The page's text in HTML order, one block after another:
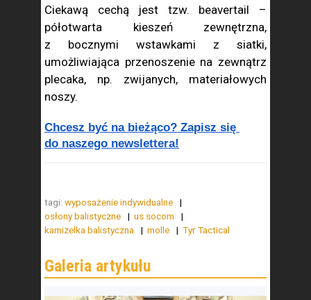
Ciekawą cechą jest tzw. beavertail –
półotwarta kieszeń zewnętrzna,
z bocznymi wstawkami z siatki,
umożliwiająca przenoszenie na zewnątrz
plecaka, np. zwijanych, materiałowych
noszy.
Chcesz być na bieżąco? Zapisz się
do naszego newslettera!
tagi: wyposażenie indywidualne
osłony balistyczne
us socom
kamizelka balistyczna
molle Tyr Tactical